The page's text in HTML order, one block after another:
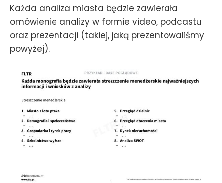
Każda analiza miasta będzie zawierała
omówienie analizy w formie video, podcastu
oraz prezentacji (takiej, jaką prezentowaliśmy
powyżej).